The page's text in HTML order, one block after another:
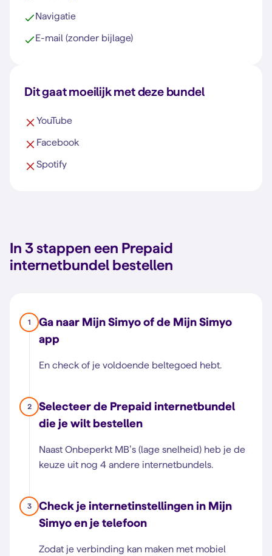
Navigatie
E-mail (zonder bijlage)
Dit gaat moeilijk met deze bundel
YouTube
Facebook
Spotify
In 3 stappen een Prepaid
internetbundel bestellen
1
Ga naar Mijn Simyo of de Mijn Simyo
app
En check of je voldoende beltegoed hebt.
2
Selecteer de Prepaid internetbundel
die je wilt bestellen
Naast Onbeperkt MB’s (lage snelheid) heb je de
keuze uit nog 4 andere internetbundels.
3
Check je internetinstellingen in Mijn
Simyo en je telefoon
Zodat je verbinding kan maken met mobiel